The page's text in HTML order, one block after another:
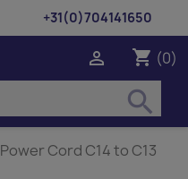
+31(0)704141650
shopping_cart (0)

search
Power Cord C14 to C13